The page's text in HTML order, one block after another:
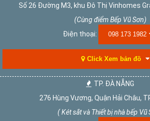
Số 26 Đường M3, khu Đô Thị Vinhomes
(Cùng điểm Bếp Vũ Sơn)
Điện thoại:
098 173 1982
Click Xem bản đồ
TP. ĐÀ NẴNG
276 Hùng Vương, Quận Hải Châu,
( Két sắt và Thiết bị nhà bếp Vũ